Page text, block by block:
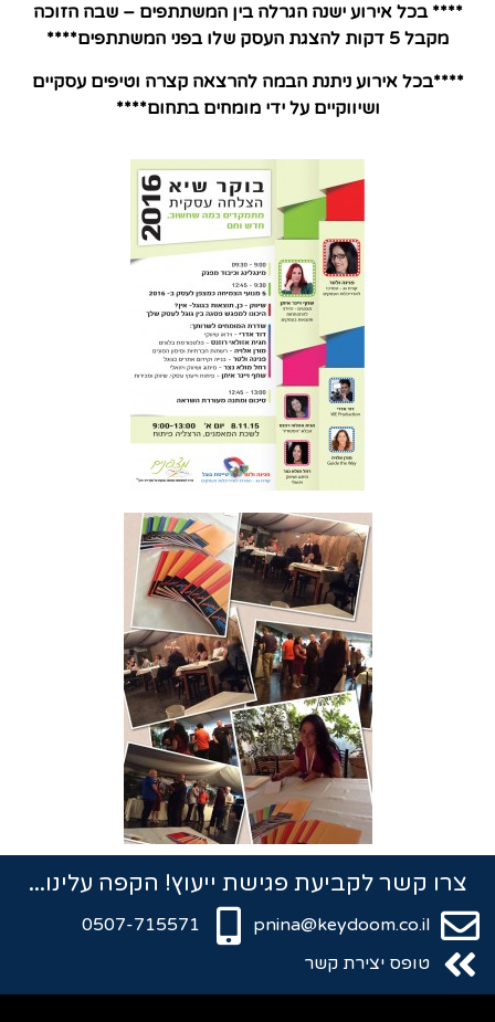
**** בכל אירוע ישנה הגרלה בין המשתתפים – שבה הזוכה
מקבל 5 דקות להצגת העסק שלו בפני המשתתפים****
****בכל אירוע ניתנת הבמה להרצאה קצרה וטיפים עסקיים
ושיווקיים על ידי מומחים בתחום****
צרו קשר לקביעת פגישת ייעוץ! הקפה עלינו...
pnina@keydoom.co.il
0507-715571
טופס יצירת קשר